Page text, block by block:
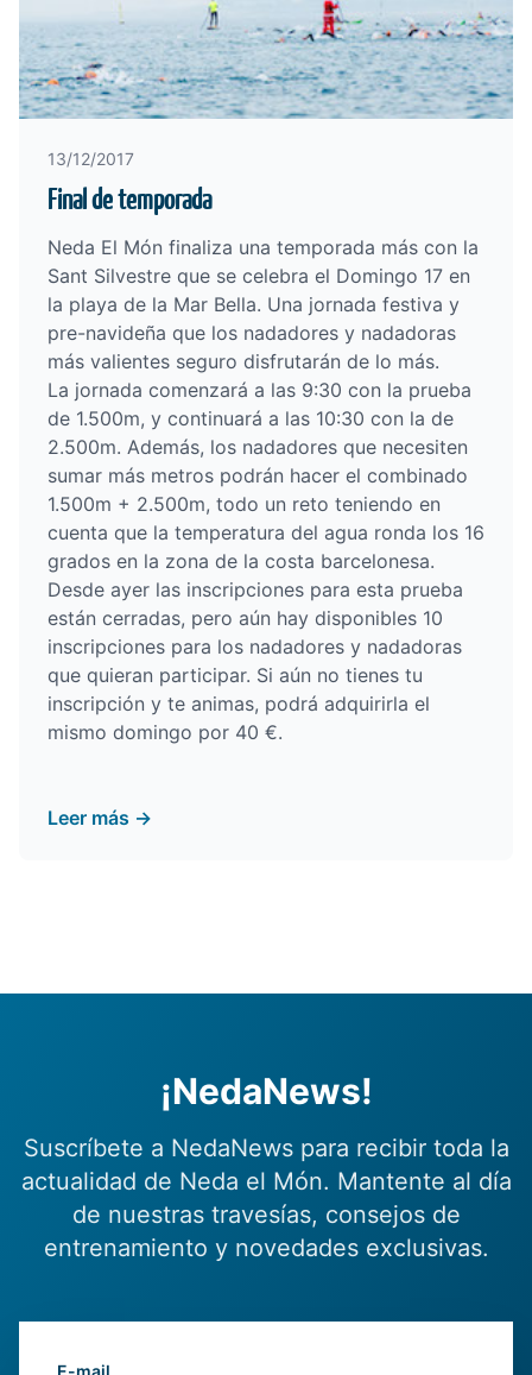
13/12/2017
Final de temporada
Neda El Món finaliza una temporada más con la
Sant Silvestre que se celebra el Domingo 17 en
la playa de la Mar Bella. Una jornada festiva y
pre-navideña que los nadadores y nadadoras
más valientes seguro disfrutarán de lo más.
La jornada comenzará a las 9:30 con la prueba
de 1.500m, y continuará a las 10:30 con la de
2.500m. Además, los nadadores que necesiten
sumar más metros podrán hacer el combinado
1.500m + 2.500m, todo un reto teniendo en
cuenta que la temperatura del agua ronda los 16
grados en la zona de la costa barcelonesa.
Desde ayer las inscripciones para esta prueba
están cerradas, pero aún hay disponibles 10
inscripciones para los nadadores y nadadoras
que quieran participar. Si aún no tienes tu
inscripción y te animas, podrá adquirirla el
mismo domingo por 40 €.
Leer más →
¡NedaNews!
Suscríbete a NedaNews para recibir toda la
actualidad de Neda el Món. Mantente al día
de nuestras travesías, consejos de
entrenamiento y novedades exclusivas.
E-mail